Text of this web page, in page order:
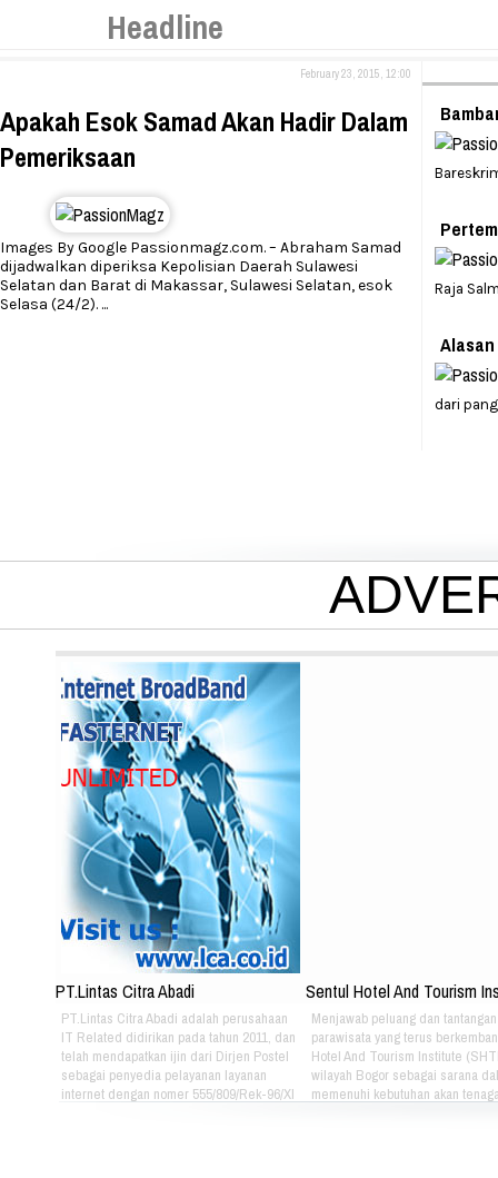
Headline
February 23, 2015, 12:00
Apakah Esok Samad Akan Hadir Dalam
Pemeriksaan
Images By Google Passionmagz.com. – Abraham Samad
dijadwalkan diperiksa Kepolisian Daerah Sulawesi
Selatan dan Barat di Makassar, Sulawesi Selatan, esok
Selasa (24/2). ...
Raja
dari
PT.Lintas Citra Abadi
PT.Lintas Citra Abadi adalah perusahaan
IT Related didirikan pada tahun 2011, dan
telah mendapatkan ijin dari Dirjen Postel
sebagai penyedia pelayanan layanan
internet dengan nomer 555/809/Rek-96/XI
Sentul Hotel And Tourism
Menjawab peluang dan
parawisata yang terus
Hotel And Tourism Institute
wilayah Bogor sebagai sarana
memenuhi kebutuhan akan